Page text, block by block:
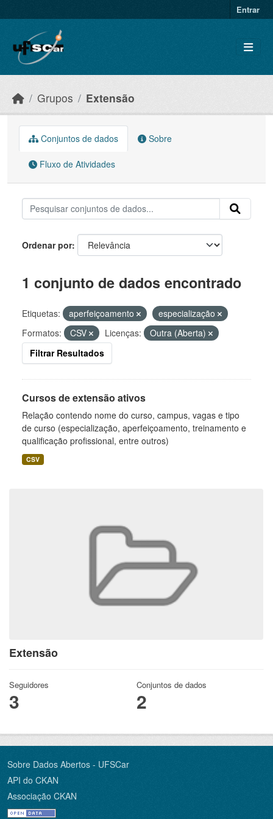
Entrar
Grupos Extensão
Extensão
Seguidores
3
Conjuntos de dados
2
Conjuntos de dados Sobre
Fluxo de Atividades
Ordenar por
1 conjunto de dados encontrado
Etiquetas: aperfeiçoamento
especialização
Formatos:
CSV Licenças:
Outra (Aberta)
Filtrar Resultados
Cursos de extensão ativos
Relação contendo nome do curso, campus, vagas e tipo
de curso (especialização, aperfeiçoamento, treinamento e
qualificação profissional, entre outros)
CSV
Sobre Dados Abertos - UFSCar
API do CKAN
Associação CKAN